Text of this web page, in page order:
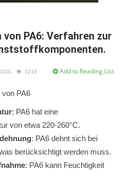
PA6: Verfahren zur
2233 Add to Reading List
von PA6
: PA6 hat eine
von etwa 220-260°C.
: PA6 dehnt sich bei
berücksichtigt werden muss.
: PA6 kann Feuchtigkeit